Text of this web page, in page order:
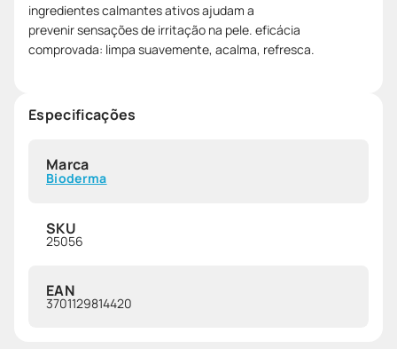
ingredientes calmantes ativos ajudam a
prevenir sensações de irritação na pele. eficácia
comprovada: limpa suavemente, acalma, refresca.
Especificações
Marca
Bioderma
SKU
25056
EAN
3701129814420